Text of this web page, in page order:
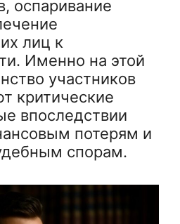
оспаривание
лиц к
Именно на этой
участников
критические
впоследствии
потерям и
спорам.